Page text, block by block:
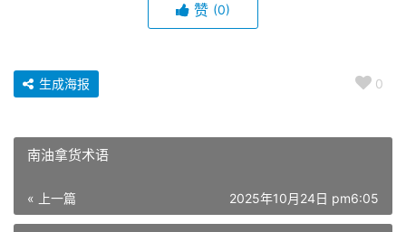
赞 (0)
0
生成海报
南油拿货术语
« 上一篇 2025年10月24日 pm6:05